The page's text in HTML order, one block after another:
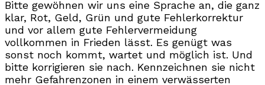
Bitte gewöhnen wir uns eine Sprache an, die ganz
klar, Rot, Geld, Grün und gute Fehlerkorrektur
und vor allem gute Fehlervermeidung
vollkommen in Frieden lässt. Es genügt was
sonst noch kommt, wartet und möglich ist. Und
bitte korrigieren sie nach. Kennzeichnen sie nicht
mehr Gefahrenzonen in einem verwässerten